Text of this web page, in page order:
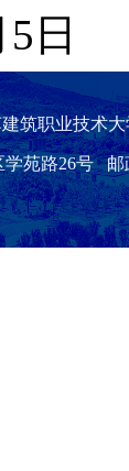
日
建筑职业技术
苑路26号